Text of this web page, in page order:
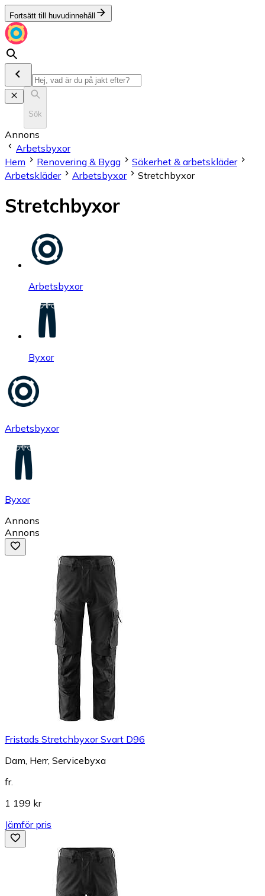
Fortsätt till huvudinnehåll
Sök
Annons
Arbetsbyxor
Hem
Renovering & Bygg
Säkerhet & arbetskläder
Arbetskläder
Arbetsbyxor Stretchbyxor
Stretchbyxor
Arbetsbyxor
Byxor
Arbetsbyxor
Byxor
Annons
Annons
Fristads Stretchbyxor Svart D96
Dam, Herr, Servicebyxa
fr.
1 199 kr
Jämför pris